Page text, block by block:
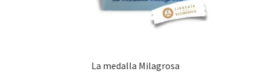
La medalla Milagrosa